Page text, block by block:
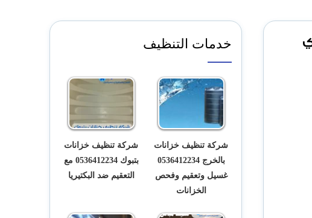
خدمات التنظيف
شركة تنظيف خزانات
بالخرج 0536412234
غسيل وتعقيم وفحص
الخزانات
شركة تنظيف خزانات
بتبوك 0536412234 مع
التعقيم ضد البكتيريا